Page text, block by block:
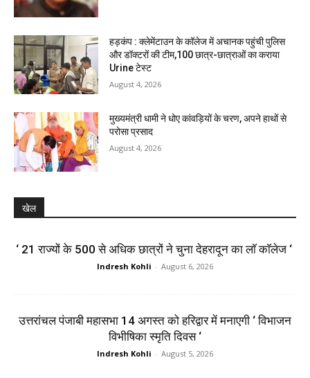
हड़कंप : क्लेमेंटाउन के कॉलेज में अचानक पहुंची पुलिस
और डॉक्टरों की टीम,100 छात्र-छात्राओं का कराया
Urine टेस्ट
August 4, 2026
मुख्यमंत्री धामी ने धोए कांवड़ियों के चरण, अपने हाथों से
परोसा प्रसाद
August 4, 2026
खेल
‘ 21 राज्यों के 500 से अधिक छात्रों ने चुना देहरादून का लाॅ काॅलेज ‘
Indresh Kohli - August 6, 2026
उत्तरांचल पंजाबी महासभा 14 अगस्त को हरिद्वार में मनाएगी ‘ विभाजन
विभीषिका स्मृति दिवस ‘
Indresh Kohli - August 5, 2026